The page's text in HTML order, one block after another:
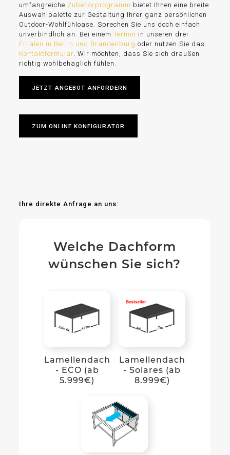
umfangreiche Zubehörprogramm bietet Ihnen eine breite
Auswahlpalette zur Gestaltung Ihrer ganz persönlichen
Outdoor-Wohlfühloase. Sprechen Sie uns doch einfach
unverbindlich an. Bei einem Termin in unseren drei
Filialen in Berlin und Brandenburg oder nutzen Sie das
Kontaktformular. Wir möchten, dass Sie sich draußen
richtig wohlbehaglich fühlen.
JETZT ANGEBOT ANFORDERN
ZUM ONLINE KONFIGURATOR
Ihre direkte Anfrage an uns:
Welche Dachform
wünschen Sie sich?
Lamellendach
- ECO (ab
5.999€)
Lamellendach
- Solares (ab
8.999€)